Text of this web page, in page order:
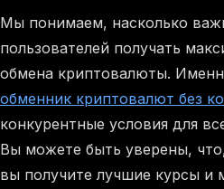
Мы понимаем, насколько
пользователей получать
обмена криптовалюты.
обменник криптовалют без
конкурентные условия для
Вы можете быть уверены,
вы получите лучшие курсы и